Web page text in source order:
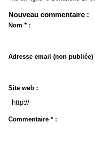
Nouveau commentaire :
Nom * :
Adresse email (non publiée)
Site web :
Commentaire * :